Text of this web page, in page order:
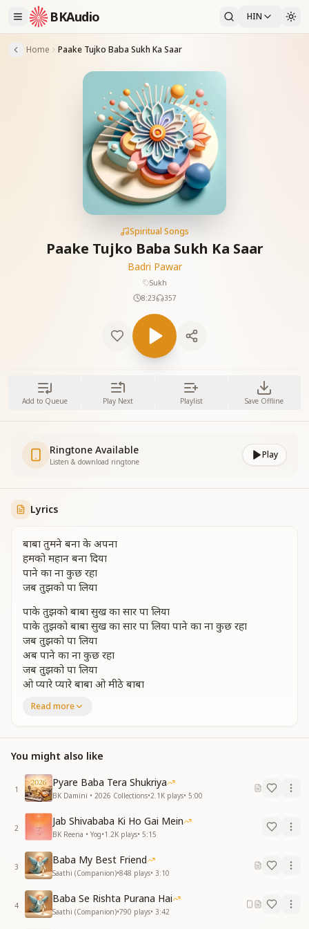
BKAudio HIN
Home Paake Tujko Baba Sukh Ka Saar
Spiritual Songs
Paake Tujko Baba Sukh Ka Saar
Badri Pawar
Sukh
8:23
357
Add to Queue Play Next Playlist Save Offline
Ringtone Available
Listen & download ringtone
Play
Lyrics
बाबा तुमने बना के अपना
हमको महान बना दिया
पाने का ना कुछ रहा
जब तुझको पा लिया
पाके तुझको बाबा सुख का सार पा लिया
पाके तुझको बाबा सुख का सार पा लिया पाने का ना कुछ रहा
जब तुझको पा लिया
अब पाने का ना कुछ रहा
जब तुझको पा लिया
ओ प्यारे प्यारे बाबा ओ मीठे बाबा
तु मिला तो मिल गया जीवनमुक्ति अधिकार
तुने आकर हमें दिया जन्मों का खोया प्यार
तुने आकर हमें दिया जन्मों का खोया प्यार
मांगते थे जो दर दर तुने दाता बना दिया
मांगते थे जो दर दर तुने दाता बना दिया
पाके तुझको बाबा सुख का सार पा लिया
पाके तुझको बाबा सुख का सार पा लिया पाने का ना कुछ रहा जब
तुझको पा लिया
पाने का ना कुछ रहा जब तुझको पा लिया
ओ प्यारे प्यारे बाबा ओ मीठे बाबा
ओ प्यारे प्यारे बाबा ओ मीठे बाबा
तुझमें पाया है संसार खुशियों का तु है भंडार
तुझमें पाया है संसार खुशियों का तु है भंडार
Read more
You might also like
1
Pyare Baba Tera Shukriya
BK Damini • 2026 Collections•2.1K plays• 5:00
2
Jab Shivababa Ki Ho Gai Mein
BK Reena • Yog•1.2K plays• 5:15
3
Baba My Best Friend
Saathi (Companion)•848 plays• 3:10
4
Baba Se Rishta Purana Hai
Saathi (Companion)•790 plays• 3:42